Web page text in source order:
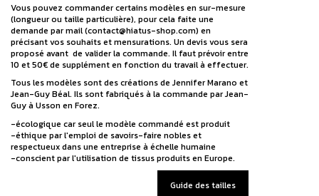
Vous pouvez commander certains modèles en sur-mesure
(longueur ou taille particulière), pour cela faite une
demande par mail (contact@hiatus-shop.com) en
précisant vos souhaits et mensurations. Un devis vous sera
proposé avant de valider la commande. Il faut prévoir entre
10 et 50€ de supplément en fonction du travail à effectuer.
Tous les modèles sont des créations de Jennifer Marano et
Jean-Guy Béal. Ils sont fabriqués à la commande par Jean-
Guy à Usson en Forez.
-écologique car seul le modèle commandé est produit
-éthique par l'emploi de savoirs-faire nobles et
respectueux dans une entreprise à échelle humaine
-conscient par l'utilisation de tissus produits en Europe.
Guide des tailles